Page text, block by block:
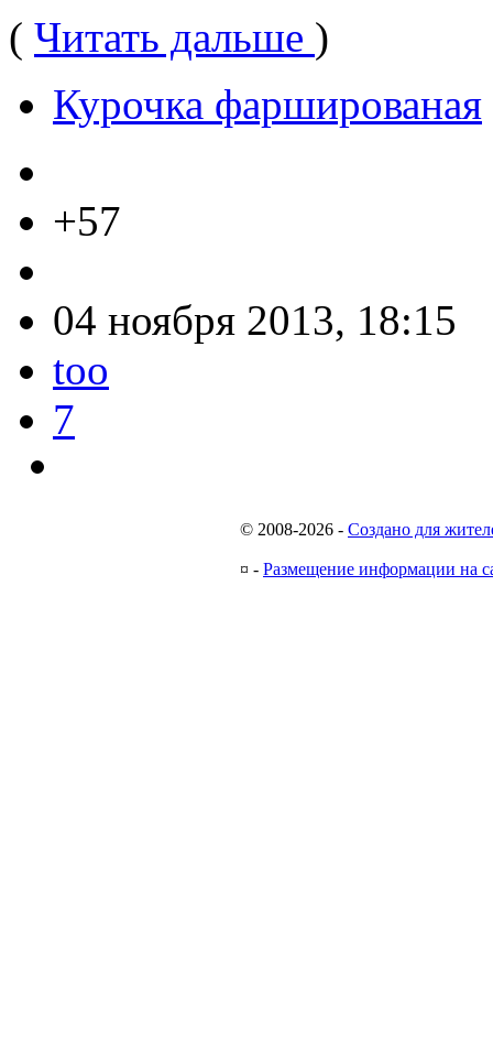
( Читать дальше )
Курочка фаршированая
+57
04 ноября 2013, 18:15
too
7
© 2008-2026 - Создано для
¤ - Размещение информации на